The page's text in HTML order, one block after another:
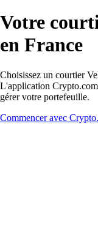
Votre
en France
Choisissez un courtier
L'application
gérer votre portefeuille.
Commencer avec